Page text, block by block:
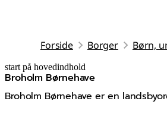
Forside Borger Børn,
start på hovedindhold
Broholm Børnehave
Broholm Børnehave er en
senest opdateret 22. maj 2026